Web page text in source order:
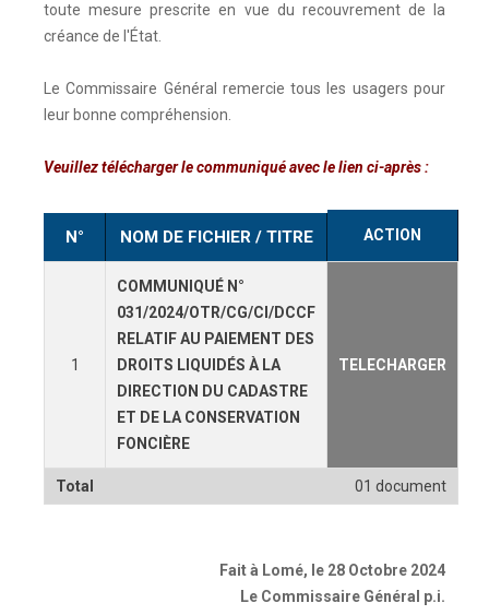
toute mesure prescrite en vue du recouvrement de la
créance de l'État.
Le Commissaire Général remercie tous les usagers pour
leur bonne compréhension.
Veuillez télécharger le communiqué avec le lien ci-après :
N° NOM DE FICHIER / TITRE ACTION
Total 01 document
1
COMMUNIQUÉ N°
031/2024/OTR/CG/CI/DCCF
RELATIF AU PAIEMENT DES
DROITS LIQUIDÉS À LA
DIRECTION DU CADASTRE
ET DE LA CONSERVATION
FONCIÈRE
TELECHARGER
Fait à Lomé, le 28 Octobre 2024
Le Commissaire Général p.i.